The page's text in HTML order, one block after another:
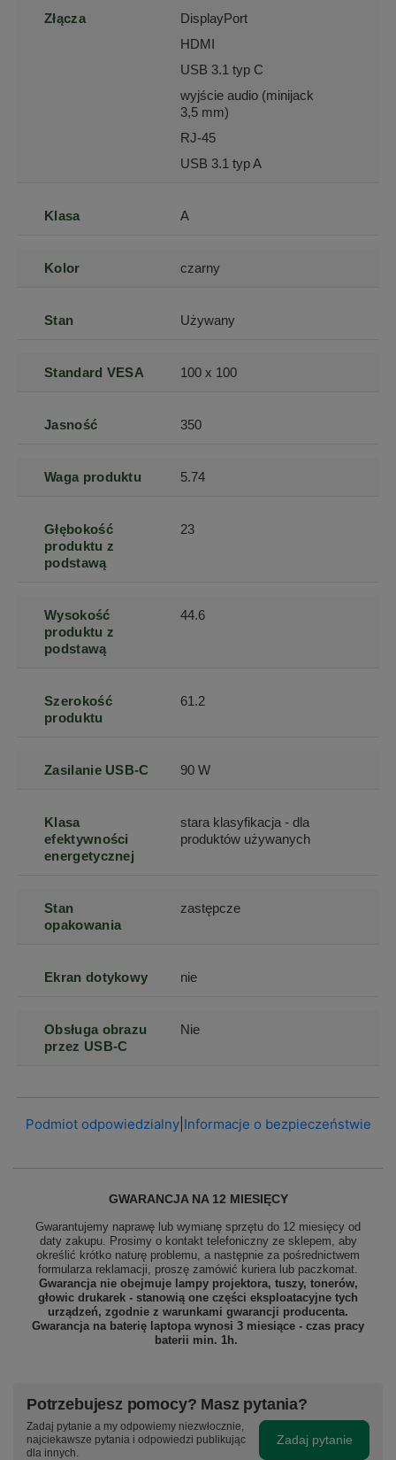
Złącza
DisplayPort
HDMI
USB 3.1 typ C
wyjście audio (minijack
3,5 mm)
RJ-45
USB 3.1 typ A
Klasa A
Kolor czarny
Stan Używany
Standard VESA 100 x 100
Jasność 350
Waga produktu 5.74
Głębokość
produktu z
podstawą
23
Wysokość
produktu z
podstawą
44.6
Szerokość
produktu
61.2
Zasilanie USB-C 90 W
Klasa
efektywności
energetycznej
stara klasyfikacja - dla
produktów używanych
Stan
opakowania
zastępcze
Ekran dotykowy nie
Obsługa obrazu
przez USB-C
Nie
Podmiot odpowiedzialny| Informacje o bezpieczeństwie
GWARANCJA NA 12 MIESIĘCY
Gwarantujemy naprawę lub wymianę sprzętu do 12 miesięcy od
daty zakupu. Prosimy o kontakt telefoniczny ze sklepem, aby
określić krótko naturę problemu, a następnie za pośrednictwem
formularza reklamacji, proszę zamówić kuriera lub paczkomat.
Gwarancja nie obejmuje lampy projektora, tuszy, tonerów,
głowic drukarek - stanowią one części eksploatacyjne tych
urządzeń, zgodnie z warunkami gwarancji producenta.
Gwarancja na baterię laptopa wynosi 3 miesiące - czas pracy
baterii min. 1h.
Potrzebujesz pomocy? Masz pytania?
Zadaj pytanie a my odpowiemy niezwłocznie,
najciekawsze pytania i odpowiedzi publikując
dla innych.
Zadaj pytanie